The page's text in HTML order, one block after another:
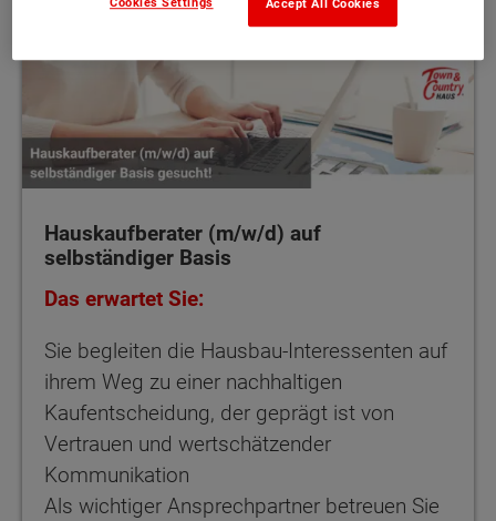
Hauskaufberater (m/w/d) auf
selbständiger Basis
Das erwartet Sie:
Sie begleiten die Hausbau-Interessenten auf
ihrem Weg zu einer nachhaltigen
Kaufentscheidung, der geprägt ist von
Vertrauen und wertschätzender
Kommunikation
Als wichtiger Ansprechpartner betreuen Sie
Accept All Cookies
Cookies Settings